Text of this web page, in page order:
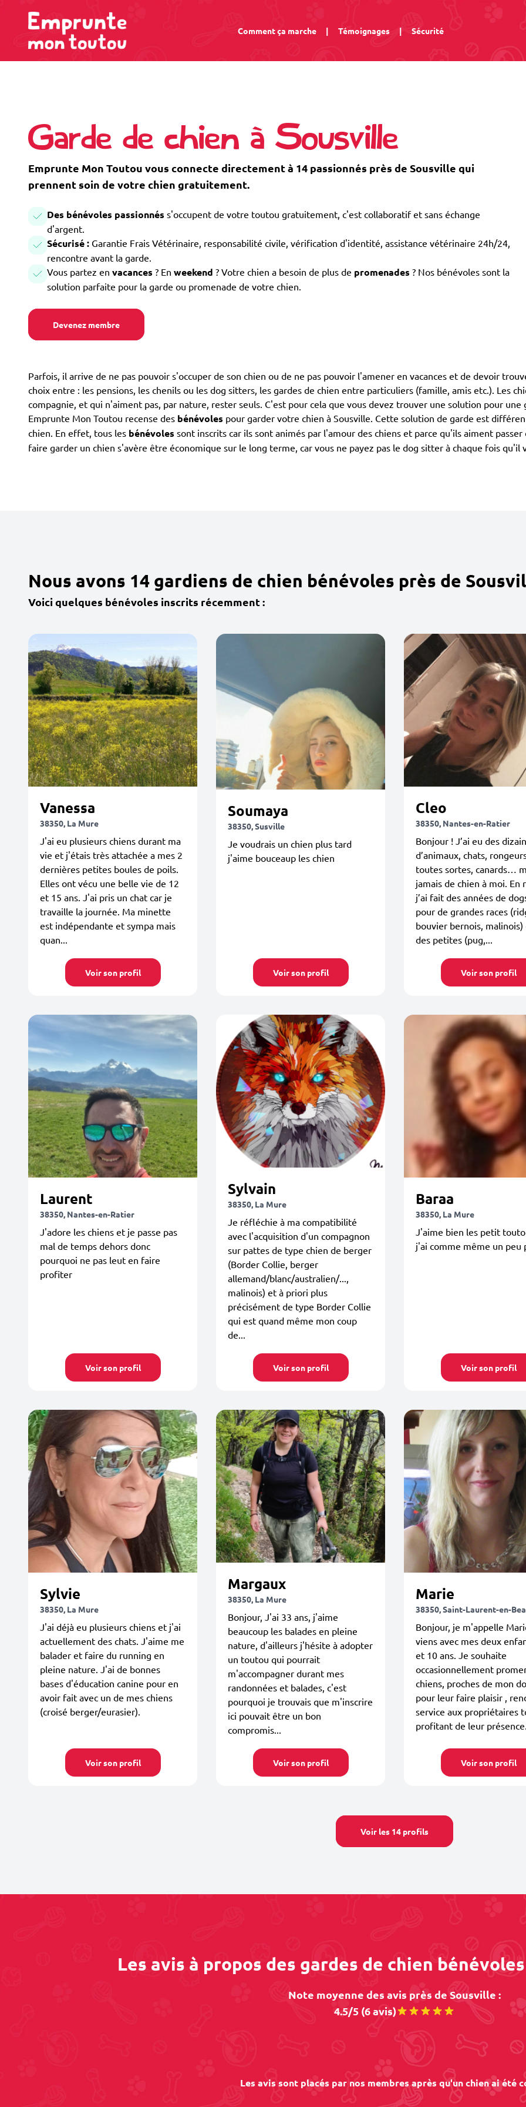
Comment ça marche | Témoignages | Sécurité
Garde de chien à Sousville
Emprunte Mon Toutou vous connecte directement à 14 passionnés près de Sousville qui
prennent soin de votre chien gratuitement.
Des bénévoles passionnés s'occupent de votre toutou gratuitement, c'est collaboratif et sans échange
d'argent.
Sécurisé : Garantie Frais Vétérinaire, responsabilité civile, vérification d'identité, assistance vétérinaire 24h/24,
rencontre avant la garde.
Vous partez en vacances ? En weekend ? Votre chien a besoin de plus de promenades ? Nos bénévoles sont la
solution parfaite pour la garde ou promenade de votre chien.
Devenez membre
Parfois, il arrive de ne pas pouvoir s'occuper de son chien ou de ne pas pouvoir l'amener en vacances et de devoir
choix entre : les pensions, les chenils ou les dog sitters, les gardes de chien entre particuliers (famille, amis etc.). Les
compagnie, et qui n'aiment pas, par nature, rester seuls. C'est pour cela que vous devez trouver une solution pour une
Emprunte Mon Toutou recense des bénévoles pour garder votre chien à Sousville. Cette solution de garde est
chien. En effet, tous les bénévoles sont inscrits car ils sont animés par l'amour des chiens et parce qu'ils aiment
faire garder un chien s'avère être économique sur le long terme, car vous ne payez pas le dog sitter à chaque fois qu'il
Nous avons 14 gardiens de chien bénévoles près de
Voici quelques bénévoles inscrits récemment :
Vanessa
38350, La Mure
J'ai eu plusieurs chiens durant ma
vie et j'étais très attachée a mes 2
dernières petites boules de poils.
Elles ont vécu une belle vie de 12
et 15 ans. J'ai pris un chat car je
travaille la journée. Ma minette
est indépendante et sympa mais
quan...
Voir son profil
Soumaya
38350, Susville
Je voudrais un chien plus tard
j'aime bouceaup les chien
Voir son profil
Cleo
38350, Nantes-en-Ratier
Bonjour ! J’ai eu des
d’animaux, chats,
toutes sortes, canards…
jamais de chien à moi. En
j’ai fait des années de
pour de grandes races
bouvier bernois, malinois)
des petites (pug,...
Voir son profil
Laurent
38350, Nantes-en-Ratier
J'adore les chiens et je passe pas
mal de temps dehors donc
pourquoi ne pas leut en faire
profiter
Voir son profil
Sylvain
38350, La Mure
Je réfléchie à ma compatibilité
avec l'acquisition d'un compagnon
sur pattes de type chien de berger
(Border Collie, berger
allemand/blanc/australien/...,
malinois) et à priori plus
précisément de type Border Collie
qui est quand même mon coup
de...
Voir son profil
Baraa
38350, La Mure
J'aime bien les petit
j'ai comme même un peu
Voir son profil
Sylvie
38350, La Mure
J'ai déjà eu plusieurs chiens et j'ai
actuellement des chats. J'aime me
balader et faire du running en
pleine nature. J'ai de bonnes
bases d'éducation canine pour en
avoir fait avec un de mes chiens
(croisé berger/eurasier).
Voir son profil
Margaux
38350, La Mure
Bonjour, J'ai 33 ans, j'aime
beaucoup les balades en pleine
nature, d'ailleurs j'hésite à adopter
un toutou qui pourrait
m'accompagner durant mes
randonnées et balades, c'est
pourquoi je trouvais que m'inscrire
ici pouvait être un bon
compromis...
Voir son profil
Marie
38350, Saint-Laurent-en-
Bonjour, je m'appelle
viens avec mes deux
et 10 ans. Je souhaite
occasionnellement
chiens, proches de mon
pour leur faire plaisir ,
service aux propriétaires
profitant de leur
Voir son profil
Voir les 14 profils
Les avis à propos des gardes de chien
Note moyenne des avis près de Sousville :
4.5/5 (6 avis)
Les avis sont placés par nos membres après qu'un chien ai été